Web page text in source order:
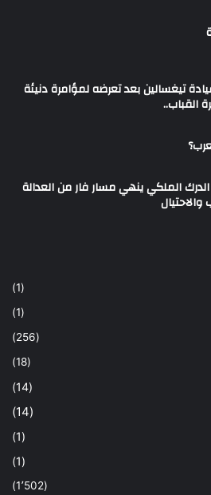
تيغسالين بعد تعرضه لمؤامرة دنيئة
القباب..
الملكي ينهي مسار فار من العدالة
(1)
(1)
(256)
(18)
(14)
(14)
(1)
(1)
(1٬502)